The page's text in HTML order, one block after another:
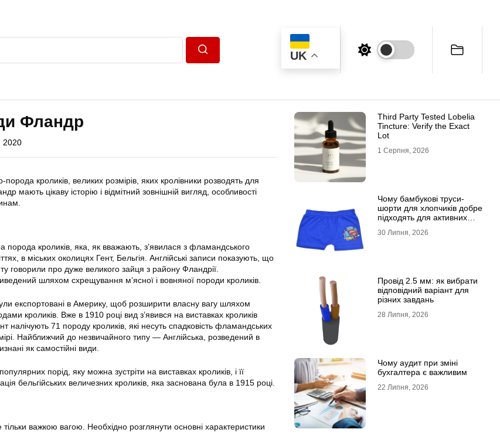
UK
Фландр
2020
порода кроликів, великих розмірів, яких кролівники розводять для
мають цікаву історію і відмітний зовнішній вигляд, особливості
порода кроликів, яка, як вважають, з’явилася з фламандського
в міських околицях Гент, Бельгія. Англійські записи показують, що
говорили про дуже великого зайця з району Фландрії.
шляхом схрещування м’ясної і вовняної породи кроликів.
експортовані в Америку, щоб розширити власну вагу шляхом
кроликів. Вже в 1910 році вид з’явився на виставках кроликів
налічують 71 породу кроликів, які несуть спадковість фламандських
Найближчий до незвичайного типу — Англійська, розведений в
як самостійні види.
порід, яку можна зустріти на виставках кроликів, і її
бельгійських величезних кроликів, яка заснована була в 1915 році.
важкою вагою. Необхідно розглянути основні характеристики
Third Party Tested Lobelia
Tincture: Verify the Exact
Lot
1 Серпня, 2026
Чому бамбукові труси-
шорти для хлопчиків добре
підходять для активних
30 Липня, 2026
Провід 2.5 мм: як вибрати
відповідний варіант для
різних завдань
28 Липня, 2026
Чому аудит при зміні
бухгалтера є важливим
22 Липня, 2026